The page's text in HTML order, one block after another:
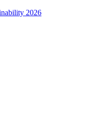
2026